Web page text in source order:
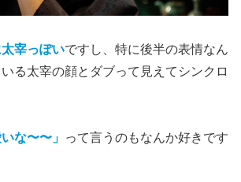
宰っぽいですし、特に後半の表情なん
る太宰の顔とダブって見えてシンクロ
いな〜〜」 って言うのもなんか好きです